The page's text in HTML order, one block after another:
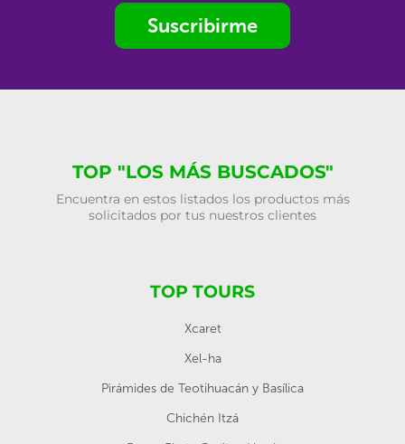
Suscribirme
TOP "LOS MÁS BUSCADOS"
Encuentra en estos listados los productos más
solicitados por tus nuestros clientes
TOP TOURS
Xcaret
Xel-ha
Pirámides de Teotihuacán y Basílica
Chichén Itzá